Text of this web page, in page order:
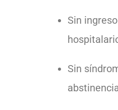
Sin ingreso
Sin